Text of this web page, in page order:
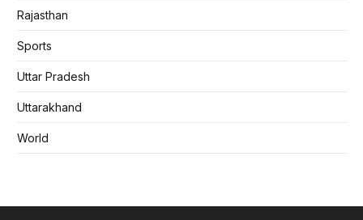
Rajasthan
Sports
Uttar Pradesh
Uttarakhand
World